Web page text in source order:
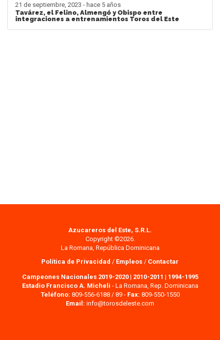
21 de septiembre, 2023 - hace 5 años
Tavárez, el Felino, Almengó y Obispo entre
integraciones a entrenamientos Toros del Este
Azucareros del Este, S.R.L.
Copyright ©2026.
La Romana, República Dominicana
Política de Privacidad / Empleos / Contactar
Campeones Nacionales 2019-2020| 2010-2011 | 1994-1995
Estadio Francisco A. Micheli - La Romana, Rep. Dominicana
Teléfono: 809-556-6188 / 89 - Fax: 809-550-1550
Email: info@torosdeleste.com